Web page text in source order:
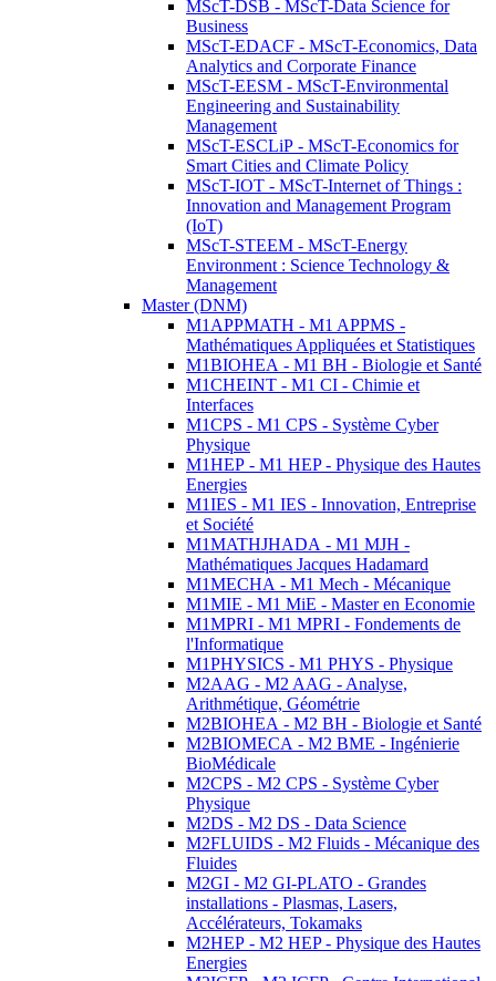
MScT-DSB - MScT-Data Science for
Business
MScT-EDACF - MScT-Economics, Data
Analytics and Corporate Finance
MScT-EESM - MScT-Environmental
Engineering and Sustainability
Management
MScT-ESCLiP - MScT-Economics for
Smart Cities and Climate Policy
MScT-IOT - MScT-Internet of Things :
Innovation and Management Program
(IoT)
MScT-STEEM - MScT-Energy
Environment : Science Technology &
Management
Master (DNM)
M1APPMATH - M1 APPMS -
Mathématiques Appliquées et Statistiques
M1BIOHEA - M1 BH - Biologie et Santé
M1CHEINT - M1 CI - Chimie et
Interfaces
M1CPS - M1 CPS - Système Cyber
Physique
M1HEP - M1 HEP - Physique des Hautes
Energies
M1IES - M1 IES - Innovation, Entreprise
et Société
M1MATHJHADA - M1 MJH -
Mathématiques Jacques Hadamard
M1MECHA - M1 Mech - Mécanique
M1MIE - M1 MiE - Master en Economie
M1MPRI - M1 MPRI - Fondements de
l'Informatique
M1PHYSICS - M1 PHYS - Physique
M2AAG - M2 AAG - Analyse,
Arithmétique, Géométrie
M2BIOHEA - M2 BH - Biologie et Santé
M2BIOMECA - M2 BME - Ingénierie
BioMédicale
M2CPS - M2 CPS - Système Cyber
Physique
M2DS - M2 DS - Data Science
M2FLUIDS - M2 Fluids - Mécanique des
Fluides
M2GI - M2 GI-PLATO - Grandes
installations - Plasmas, Lasers,
Accélérateurs, Tokamaks
M2HEP - M2 HEP - Physique des Hautes
Energies